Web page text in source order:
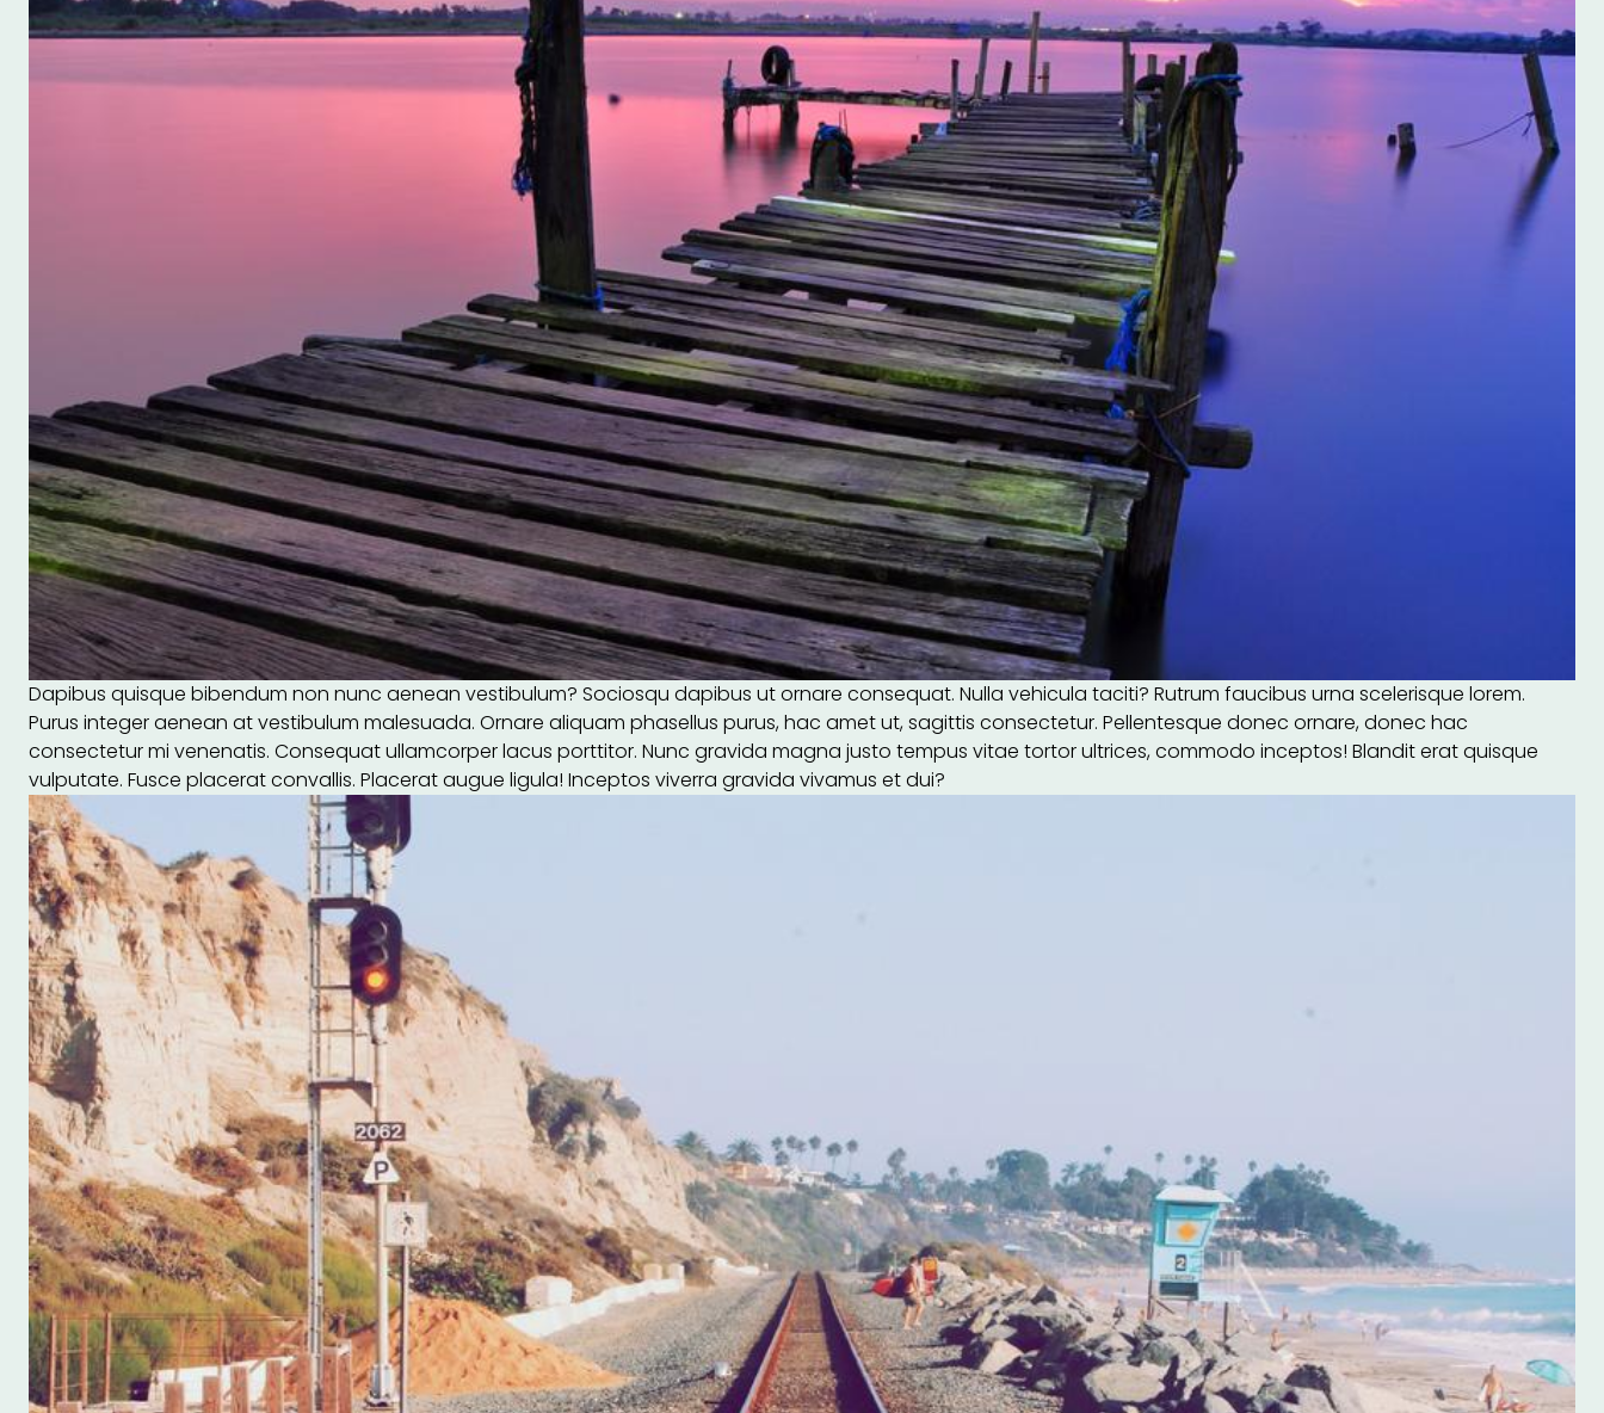
Dapibus quisque bibendum non nunc aenean vestibulum? Sociosqu dapibus ut ornare consequat. Nulla vehicula taciti? Rutrum faucibus urna scelerisque lorem.
Purus integer aenean at vestibulum malesuada. Ornare aliquam phasellus purus, hac amet ut, sagittis consectetur. Pellentesque donec ornare, donec hac
consectetur mi venenatis. Consequat ullamcorper lacus porttitor. Nunc gravida magna justo tempus vitae tortor ultrices, commodo inceptos! Blandit erat quisque
vulputate. Fusce placerat convallis. Placerat augue ligula! Inceptos viverra gravida vivamus et dui?